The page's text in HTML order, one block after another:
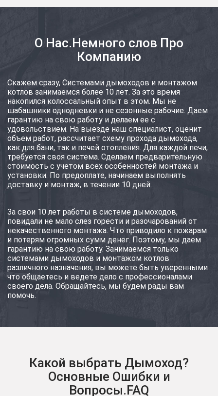
О Нас.Немного слов Про
Компанию
Скажем сразу, Системами дымоходов и монтажом
котлов занимаемся более 10 лет. За это время
накопился колоссальный опыт в этом. Мы не
шабашники однодневки и не сезонные рабочие. Даем
гарантию на свою работу и делаем ее с
удовольствием. На выезде наш специалист, оценит
объем работ, рассчитает схему прохода дымохода,
как для бани, так и печей отопления. Для каждой печи,
требуется своя система. Сделаем предварительную
стоимость с учетом всех особенностей монтажа и
установки. По предоплате, начинаем выполнять
доставку и монтаж, в течении 10 дней.
За свои 10 лет работы в системе дымоходов,
повидали не мало слез горести и разочарований от
некачественного монтажа. Что приводило к пожарам
и потерям огромных сумм денег. Поэтому, мы даем
гарантию на свою работу. Занимаемся только
системами дымоходов и монтажом котлов
различного назначения, вы можете быть уверенными
что общаетесь и ведете дело с профессионалами
своего дела. Обращайтесь, мы будем рады вам
помочь.
Какой выбрать Дымоход?
Основные Ошибки и
Вопросы.FAQ